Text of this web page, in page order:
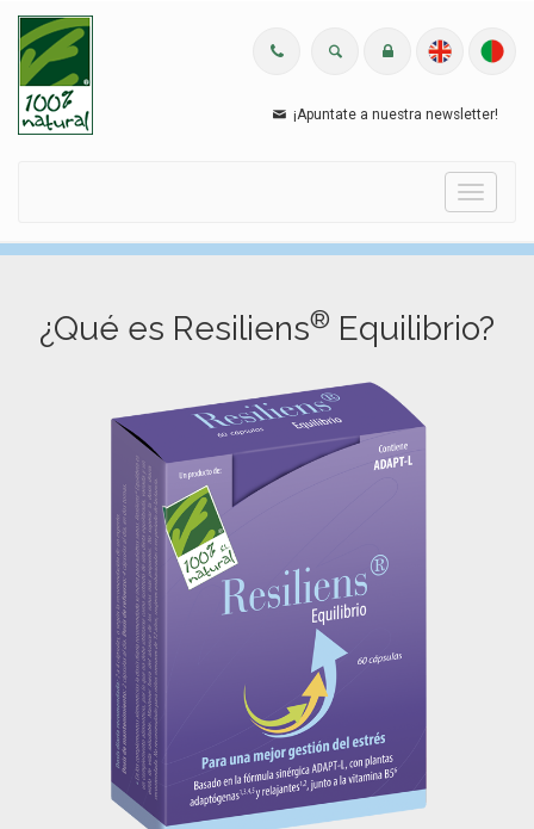
¡Apuntate a nuestra newsletter!
Menu
¿Qué es Resiliens® Equilibrio?